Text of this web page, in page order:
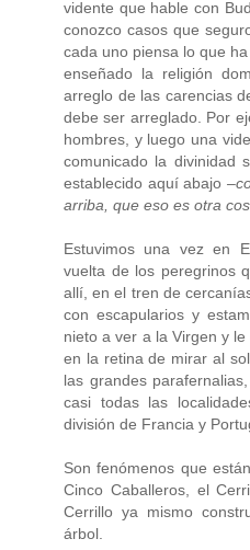
vidente que hable con
conozco casos que
cada uno piensa lo que
enseñado la religión
arreglo de las carencias
debe ser arreglado. Por
hombres, y luego una
comunicado la divinidad
establecido aquí abajo
arriba, que eso es otra
Estuvimos una vez en
vuelta de los peregrinos
allí, en el tren de
con escapularios y
nieto a ver a la Virgen y
en la retina de mirar al
las grandes
casi todas las
división de Francia y
Son fenómenos que
Cinco Caballeros, el
Cerrillo ya mismo
árbol.